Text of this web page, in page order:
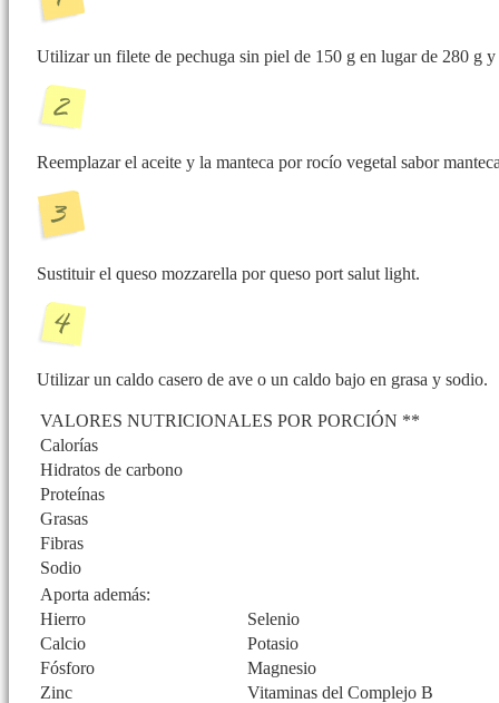
Utilizar un filete de pechuga sin piel de 150 g en lugar de 280 g
Reemplazar el aceite y la manteca por rocío vegetal sabor
Sustituir el queso mozzarella por queso port salut light.
Utilizar un caldo casero de ave o un caldo bajo en grasa y sodio.
VALORES NUTRICIONALES POR PORCIÓN **
Calorías
Hidratos de carbono
Proteínas
Grasas
Fibras
Sodio
Aporta además:
Hierro
Selenio
Calcio
Potasio
Fósforo
Magnesio
Zinc
Vitaminas del Complejo B